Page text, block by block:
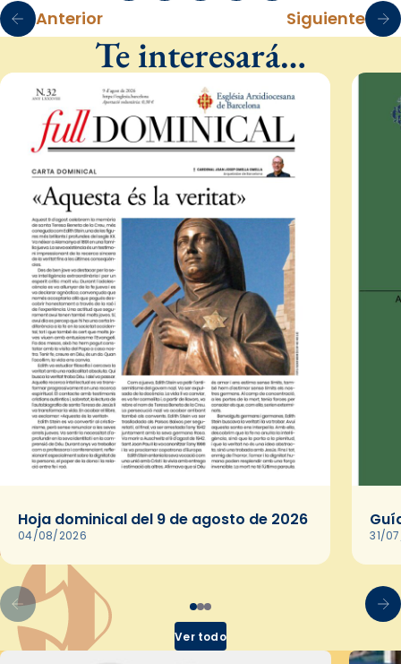
Anterior Siguiente
Te interesará…
Hoja dominical del 9 de agosto de 2026
04/08/2026 31/
Ver todo